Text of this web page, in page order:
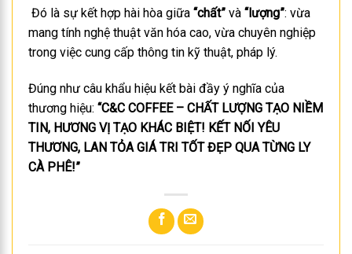
Đó là sự kết hợp hài hòa giữa “chất” và “lượng”: vừa
mang tính nghệ thuật văn hóa cao, vừa chuyên nghiệp
trong việc cung cấp thông tin kỹ thuật, pháp lý.
Đúng như câu khẩu hiệu kết bài đầy ý nghĩa của
thương hiệu: “C&C COFFEE – CHẤT LƯỢNG TẠO NIỀM
TIN, HƯƠNG VỊ TẠO KHÁC BIỆT! KẾT NỐI YÊU
THƯƠNG, LAN TỎA GIÁ TRI TỐT ĐẸP QUA TỪNG LY
CÀ PHÊ!”